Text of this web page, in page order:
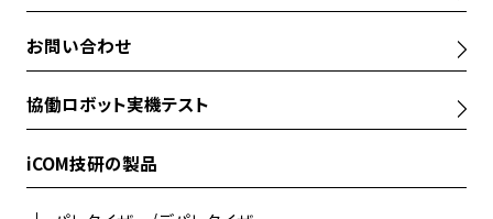
お問い合わせ
協働ロボット実機テスト
iCOM技研の製品